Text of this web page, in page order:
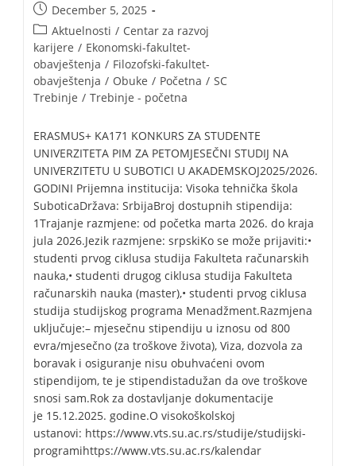
December 5, 2025
Aktuelnosti / Centar za razvoj
karijere / Ekonomski-fakultet-
obavještenja / Filozofski-fakultet-
obavještenja / Obuke / Početna / SC
Trebinje / Trebinje - početna
ERASMUS+ KA171 KONKURS ZA STUDENTE
UNIVERZITETA PIM ZA PETOMJESEČNI STUDIJ NA
UNIVERZITETU U SUBOTICI U AKADEMSKOJ2025/2026.
GODINI Prijemna institucija: Visoka tehnička škola
SuboticaDržava: SrbijaBroj dostupnih stipendija:
1Trajanje razmjene: od početka marta 2026. do kraja
jula 2026.Jezik razmjene: srpskiKo se može prijaviti:•
studenti prvog ciklusa studija Fakulteta računarskih
nauka,• studenti drugog ciklusa studija Fakulteta
računarskih nauka (master),• studenti prvog ciklusa
studija studijskog programa Menadžment.Razmjena
uključuje:– mjesečnu stipendiju u iznosu od 800
evra/mjesečno (za troškove života), Viza, dozvola za
boravak i osiguranje nisu obuhvaćeni ovom
stipendijom, te je stipendistadužan da ove troškove
snosi sam.Rok za dostavljanje dokumentacije
je 15.12.2025. godine.O visokoškolskoj
ustanovi: https://www.vts.su.ac.rs/studije/studijski-
programihttps://www.vts.su.ac.rs/kalendar